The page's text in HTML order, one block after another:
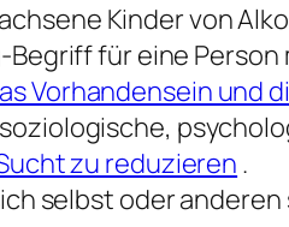
Kinder von
für eine
Vorhandensein und
zu reduzieren.
selbst oder